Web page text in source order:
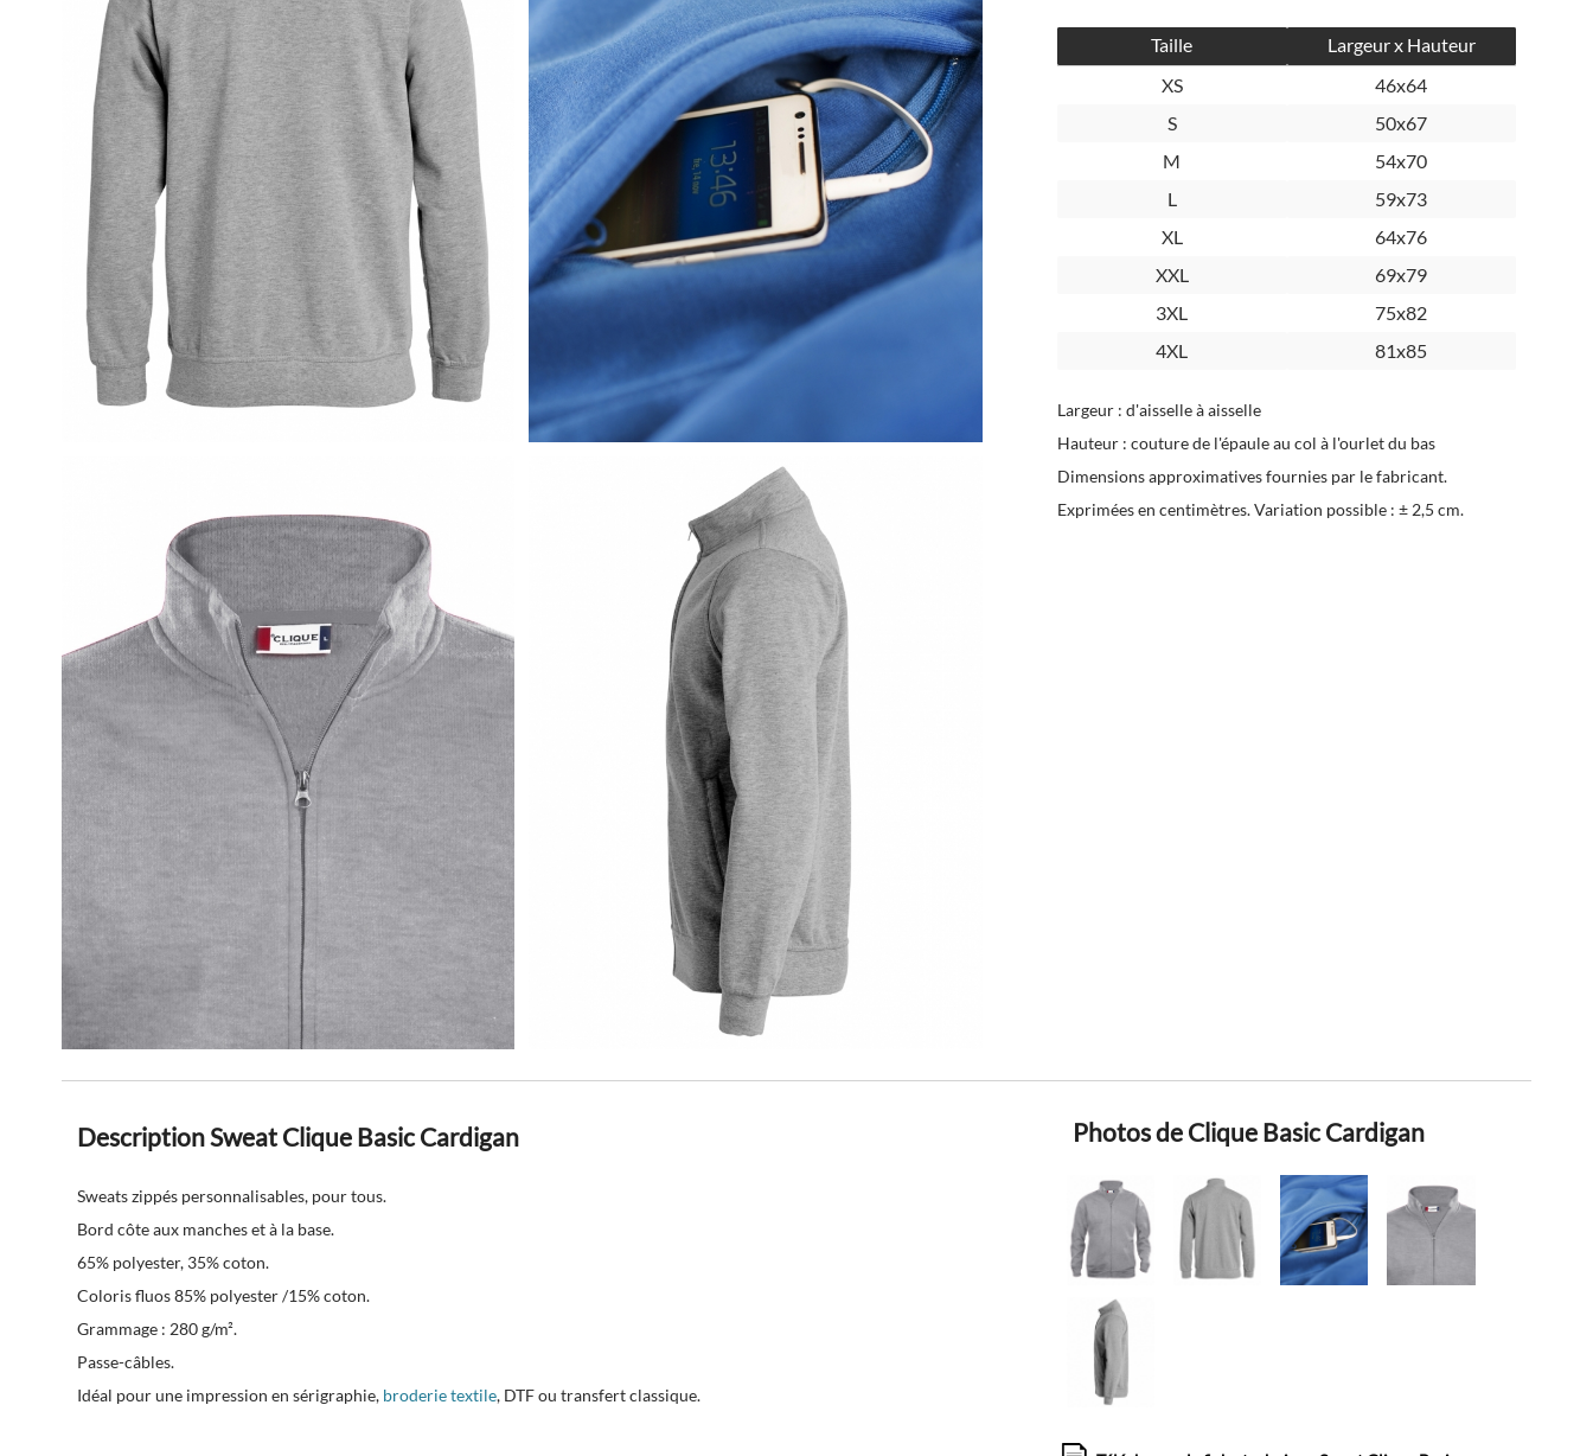
Taille
Largeur x Hauteur
XS
46x64
S
50x67
M
54x70
L
59x73
XL
64x76
XXL
69x79
3XL
75x82
4XL
81x85
Largeur : d'aisselle à aisselle
Hauteur : couture de l'épaule au col à l'ourlet du bas
Dimensions approximatives fournies par le fabricant.
Exprimées en centimètres. Variation possible : ± 2,5 cm.
Description Sweat Clique Basic Cardigan
Sweats zippés personnalisables, pour tous.
Bord côte aux manches et à la base.
65% polyester, 35% coton.
Coloris fluos 85% polyester /15% coton.
Grammage : 280 g/m².
Passe-câbles.
Idéal pour une impression en sérigraphie, broderie textile, DTF ou transfert classique.
Photos de Clique Basic Cardigan